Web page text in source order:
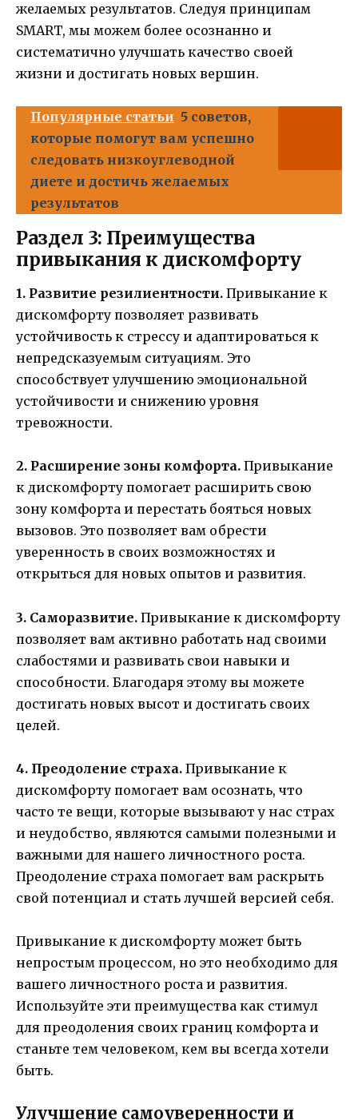
желаемых результатов. Следуя принципам
SMART, мы можем более осознанно и
систематично улучшать качество своей
жизни и достигать новых вершин.
Популярные статьи 5 советов,
которые помогут вам успешно
следовать низкоуглеводной
диете и достичь желаемых
результатов
Раздел 3: Преимущества
привыкания к дискомфорту
1. Развитие резилиентности. Привыкание к
дискомфорту позволяет развивать
устойчивость к стрессу и адаптироваться к
непредсказуемым ситуациям. Это
способствует улучшению эмоциональной
устойчивости и снижению уровня
тревожности.
2. Расширение зоны комфорта. Привыкание
к дискомфорту помогает расширить свою
зону комфорта и перестать бояться новых
вызовов. Это позволяет вам обрести
уверенность в своих возможностях и
открыться для новых опытов и развития.
3. Саморазвитие. Привыкание к дискомфорту
позволяет вам активно работать над своими
слабостями и развивать свои навыки и
способности. Благодаря этому вы можете
достигать новых высот и достигать своих
целей.
4. Преодоление страха. Привыкание к
дискомфорту помогает вам осознать, что
часто те вещи, которые вызывают у нас страх
и неудобство, являются самыми полезными и
важными для нашего личностного роста.
Преодоление страха помогает вам раскрыть
свой потенциал и стать лучшей версией себя.
Привыкание к дискомфорту может быть
непростым процессом, но это необходимо для
вашего личностного роста и развития.
Используйте эти преимущества как стимул
для преодоления своих границ комфорта и
станьте тем человеком, кем вы всегда хотели
быть.
Улучшение самоуверенности и